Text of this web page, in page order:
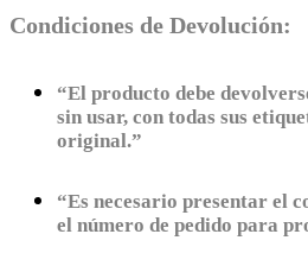
Condiciones de Devolución:
“El producto debe
sin usar, con todas sus
original.”
“Es necesario presentar el
el número de pedido para